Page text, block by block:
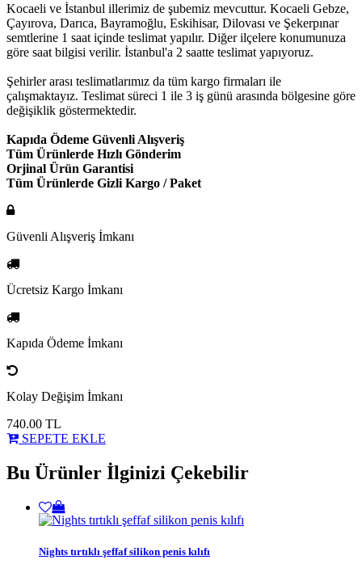
Kocaeli ve İstanbul illerimiz de şubemiz mevcuttur. Kocaeli Gebze,
Çayırova, Darıca, Bayramoğlu, Eskihisar, Dilovası ve Şekerpınar
semtlerine 1 saat içinde teslimat yapılır. Diğer ilçelere konumunuza
göre saat bilgisi verilir. İstanbul'a 2 saatte teslimat yapıyoruz.
Şehirler arası teslimatlarımız da tüm kargo firmaları ile
çalışmaktayız. Teslimat süreci 1 ile 3 iş günü arasında bölgesine göre
değişiklik göstermektedir.
Kapıda Ödeme Güvenli Alışveriş
Tüm Ürünlerde Hızlı Gönderim
Orjinal Ürün Garantisi
Tüm Ürünlerde Gizli Kargo / Paket
Güvenli Alışveriş İmkanı
Ücretsiz Kargo İmkanı
Kapıda Ödeme İmkanı
Kolay Değişim İmkanı
740.00 TL
SEPETE EKLE
Bu Ürünler İlginizi Çekebilir
Nights tırtıklı şeffaf silikon penis kılıfı